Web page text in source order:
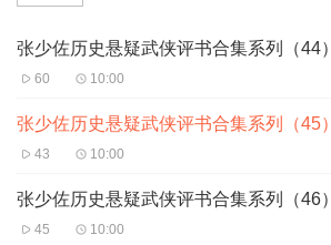
张少佐历史悬疑武侠评书合集系列（44）
60 10:00
张少佐历史悬疑武侠评书合集系列（45）
43 10:00
张少佐历史悬疑武侠评书合集系列（46）
45 10:00